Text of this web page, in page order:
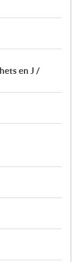
en J /